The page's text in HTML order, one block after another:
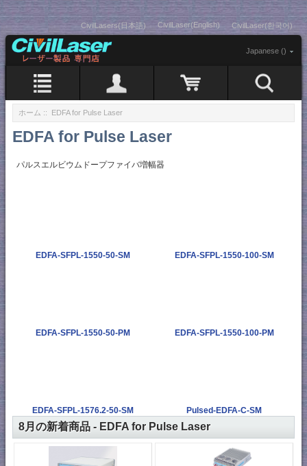
CivilLasers(日本語) CivilLaser(English) CivilLaser(한국어)
Japanese ()
ホーム :: EDFA for Pulse Laser
EDFA for Pulse Laser
パルスエルビウムドープファイバ増幅器
EDFA-SFPL-1550-50-SM EDFA-SFPL-1550-100-SM
EDFA-SFPL-1550-50-PM EDFA-SFPL-1550-100-PM
EDFA-SFPL-1576.2-50-SM Pulsed-EDFA-C-SM
8月の新着商品 - EDFA for Pulse Laser